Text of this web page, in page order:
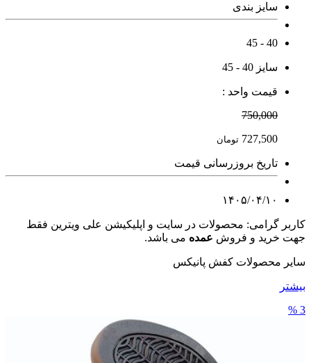
سایز بندی
40 - 45
سایز 40 - 45
قیمت واحد :
750,000
727,500 تومان
تاریخ بروزرسانی قیمت
۱۴۰۵/۰۴/۱۰
کاربر گرامی: محصولات در سایت و اپلیکیشن علی ویترین فقط
جهت خرید و فروش عمده می باشد.
سایر محصولات کفش پانیکس
بیشتر
3 %